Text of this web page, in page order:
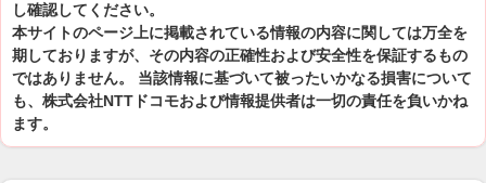
し確認してください。
本サイトのページ上に掲載されている情報の内容に関しては万全を
期しておりますが、その内容の正確性および安全性を保証するもの
ではありません。 当該情報に基づいて被ったいかなる損害について
も、株式会社NTTドコモおよび情報提供者は一切の責任を負いかね
ます。